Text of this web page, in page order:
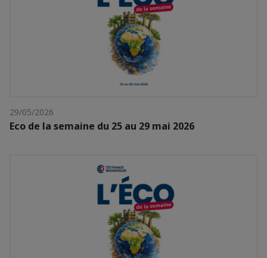
29/05/2026
Eco de la semaine du 25 au 29 mai 2026